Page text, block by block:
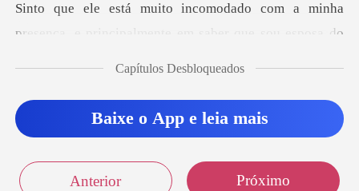
inha
presença, e principalmente em saber que
Capítulos Desbloqueados
Baixe o App e leia mais
Anterior Próximo